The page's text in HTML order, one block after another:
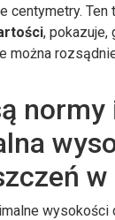
centymetry.
,
można
normy